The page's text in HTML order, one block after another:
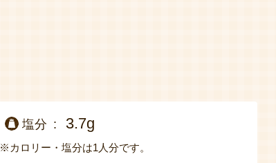
塩分 3.7g
※カロリー・塩分は1人分です。